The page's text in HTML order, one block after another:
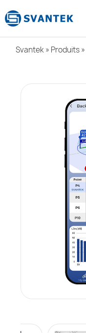
principal
Svantek» Produits»